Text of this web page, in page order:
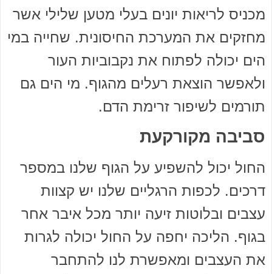
מכניס לריאות יונים בעלי מטען שלילי אשר
מחזקים את המערכת החיסונית. שחייה במי
הים יכולה לפתוח את נקבוביות העור
ולאפשר הוצאת רעלים מהגוף. מי הים גם
תורמים לשיפור זרימת הדם.
סביבה מקורקעת
החול יכול להשפיע על הגוף שלנו במספר
דרכים. לכפות הרגליים שלנו יש קצוות
עצבים ובלוטות זיעה יותר מכל איבר אחר
בגוף. הליכה יחפה על החול יכולה לגרות
את העצבים ומאפשרת לנו להתחבר